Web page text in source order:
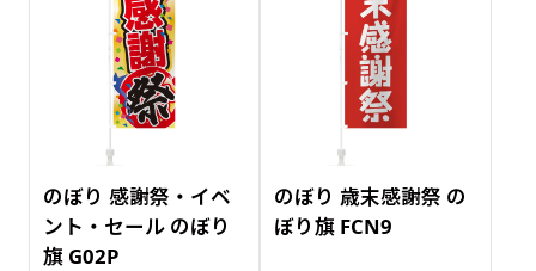
のぼり 感謝祭・イベ
ント・セール のぼり
旗 G02P
のぼり 歳末感謝祭 の
ぼり旗 FCN9